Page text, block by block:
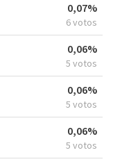
0,07%
6 votos
0,06%
5 votos
0,06%
5 votos
0,06%
5 votos